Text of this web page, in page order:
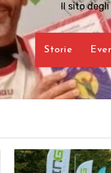
Il sito
Storie